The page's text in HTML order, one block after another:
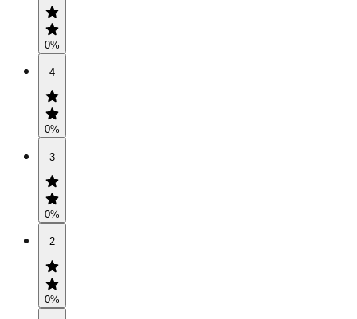
0%
4
0%
3
0%
2
0%